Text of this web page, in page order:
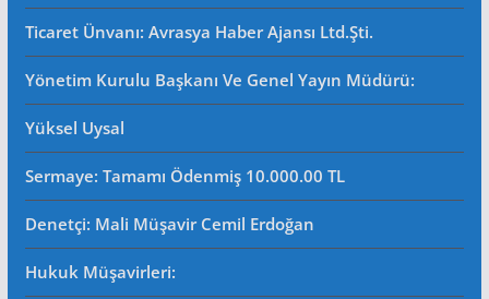
Ticaret Ünvanı: Avrasya Haber Ajansı Ltd.Şti.
Yönetim Kurulu Başkanı Ve Genel Yayın Müdürü:
Yüksel Uysal
Sermaye: Tamamı Ödenmiş 10.000.00 TL
Denetçi: Mali Müşavir Cemil Erdoğan
Hukuk Müşavirleri: